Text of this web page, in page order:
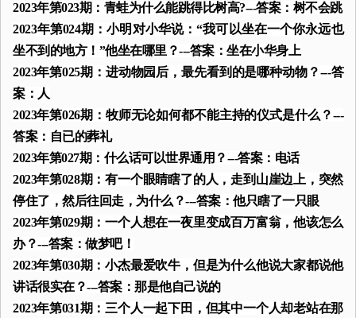
2023年第023期：青蛙为什么能跳得比树高?---答案：树不会跳
2023年第024期：小明对小华说：“我可以坐在一个你永远也
坐不到的地方！”他坐在哪里？---答案：坐在小华身上
2023年第025期：进动物园后，最先看到的是哪种动物？---答
案：人
2023年第026期：牧师无论如何都不能主持的仪式是什么？---
答案：自已的葬礼
2023年第027期：什么话可以世界通用？---答案：电话
2023年第028期：有一个眼睛瞎了的人，走到山崖边上，突然
停住了，然后往回走，为什么？---答案：他只瞎了一只眼
2023年第029期：一个人想在一夜里变成百万富翁，他该怎么
办？---答案：做梦吧！
2023年第030期：小杰最爱吹牛，但是为什么他说大家都说他
讲话很实在？---答案：那是他自己说的
2023年第031期：三个人一起下田，但其中一个人却老站在那